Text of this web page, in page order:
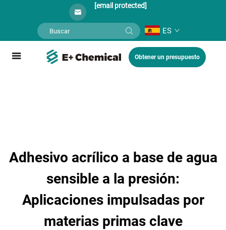
[email protected]
ES
Obtener un presupuesto
Adhesivo acrílico a base de agua
sensible a la presión:
Aplicaciones impulsadas por
materias primas clave